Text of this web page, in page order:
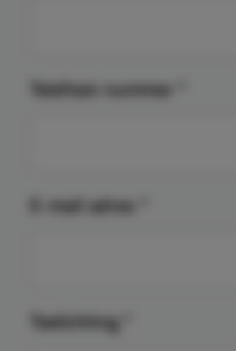
Telefoon nummer
E-mail adres
Toelichting